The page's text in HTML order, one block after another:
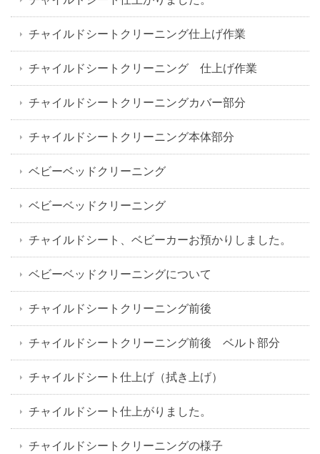
チャイルドシートクリーニング仕上げ作業
チャイルドシートクリーニング 仕上げ作業
チャイルドシートクリーニングカバー部分
チャイルドシートクリーニング本体部分
ベビーベッドクリーニング
ベビーベッドクリーニング
チャイルドシート、ベビーカーお預かりしました。
ベビーベッドクリーニングについて
チャイルドシートクリーニング前後
チャイルドシートクリーニング前後 ベルト部分
チャイルドシート仕上げ（拭き上げ）
チャイルドシート仕上がりました。
チャイルドシートクリーニングの様子